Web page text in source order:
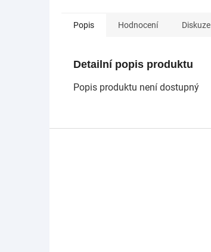
Popis Hodnocení Diskuze
Detailní popis produktu
Popis produktu není dostupný